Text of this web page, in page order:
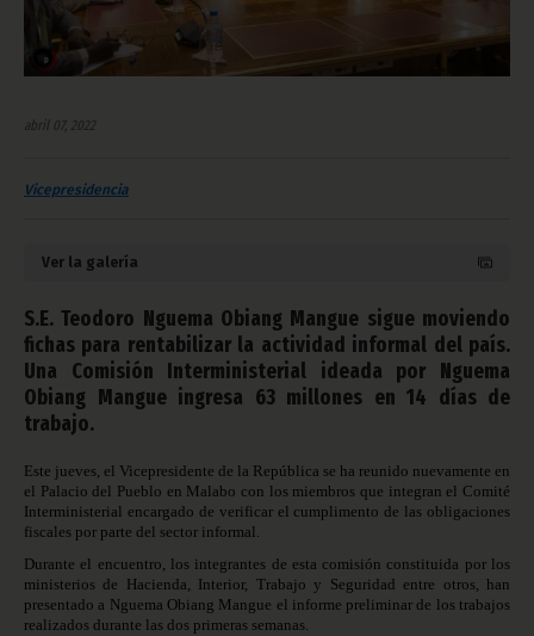
abril 07, 2022
Vicepresidencia
Ver la galería
S.E. Teodoro Nguema Obiang Mangue sigue moviendo
fichas para rentabilizar la actividad informal del país.
Una Comisión Interministerial ideada por Nguema
Obiang Mangue ingresa 63 millones en 14 días de
trabajo.
Este jueves, el Vicepresidente de la República se ha reunido nuevamente en
el Palacio del Pueblo en Malabo con los miembros que integran el Comité
Interministerial encargado de verificar el cumplimento de las obligaciones
fiscales por parte del sector informal.
Durante el encuentro, los integrantes de esta comisión constituida por los
ministerios de Hacienda, Interior, Trabajo y Seguridad entre otros, han
presentado a Nguema Obiang Mangue el informe preliminar de los trabajos
realizados durante las dos primeras semanas.